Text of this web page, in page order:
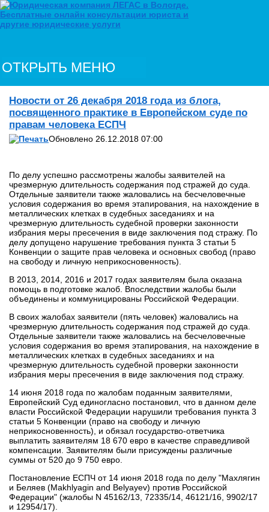
ОТКРЫТЬ МЕНЮ
Новости от 26 декабря 2018 года из блога,
посвященного практике в Европейском суде по
правам человека ЕСПЧ
Обновлено 26.12.2018 07:00
По делу успешно рассмотрены жалобы заявителей на
чрезмерную длительность содержания под стражей до суда.
Отдельные заявители также жаловались на бесчеловечные
условия содержания во время этапирования, на нахождение в
металлических клетках в судебных заседаниях и на
чрезмерную длительность судебной проверки законности
избрания меры пресечения в виде заключения под стражу. По
делу допущено нарушение требования пункта 3 статьи 5
Конвенции о защите прав человека и основных свобод (право
на свободу и личную неприкосновенность).
В 2013, 2014, 2016 и 2017 годах заявителям была оказана
помощь в подготовке жалоб. Впоследствии жалобы были
объединены и коммуницированы Российской Федерации.
В своих жалобах заявители (пять человек) жаловались на
чрезмерную длительность содержания под стражей до суда.
Отдельные заявители также жаловались на бесчеловечные
условия содержания во время этапирования, на нахождение в
металлических клетках в судебных заседаниях и на
чрезмерную длительность судебной проверки законности
избрания меры пресечения в виде заключения под стражу.
14 июня 2018 года по жалобам поданным заявителями,
Европейский Суд единогласно постановил, что в данном деле
власти Российской Федерации нарушили требования пункта 3
статьи 5 Конвенции (право на свободу и личную
неприкосновенность), и обязал государство-ответчика
выплатить заявителям 18 670 евро в качестве справедливой
компенсации. Заявителям были присуждены различные
суммы от 520 до 9 750 евро.
Постановление ЕСПЧ от 14 июня 2018 года по делу "Махлягин
и Беляев (Makhlyagin and Belyayev) против Российской
Федерации" (жалобы N 45162/13, 72335/14, 46121/16, 9902/17
и 12954/17).